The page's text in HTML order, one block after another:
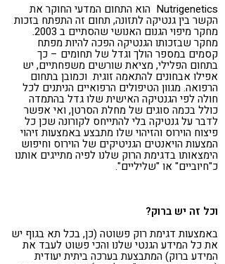
Nutrigenetics הוא התחום המדעי החוקר את
הקשר בין גנטיקה לתזונה, תחום זה התפתח בזכות
מחקר מיפוי הגנום האנושי שהסתיים ב 2003.
מחקר שבזכותו הגנטיקה הפכה להיות מפתח
קסמים במספר הולך וגדל של תחומים – כך
בתחום הפלילי, מציאת שורשים משפחתיים, יש
אפילו אבחונים להתאמה זוגית וכמובן בתחום
הרפואה. מגוון הטיפולים הרפואיים הניתנים לכל
חולה לפי הגנטיקה האישית שלו גדל בהתמדה
כולל בכמה סוגים של מחלת הסרטן, ואי אפשר
לדבר על גנטיקה בלי להתייחס לקורונה שכן כל
פיצוח הוירוס והזיהוי שלו מתבצע באמצעות זיהוי
המצעות הויאנטים הגניטיקים של הוירוס וחיפוש
הימצאותו בדגימת הרוק שלנו לפיה מתייגים אותנו
כ"חיוביים" או "שליליים".
וכל זה יש ברוק?
באמצעות דגימת רוק פשוטה (כן, בכל תא בגוף יש
את כל המידע הגנטי שלנו והכי פשוט לעבד את
המידע ברוק) המתבצעת בערכה ביתית יעודית